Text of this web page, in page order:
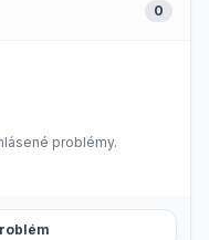
0
problémy.